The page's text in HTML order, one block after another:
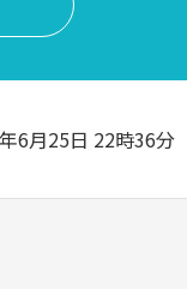
6月25日 22時36分